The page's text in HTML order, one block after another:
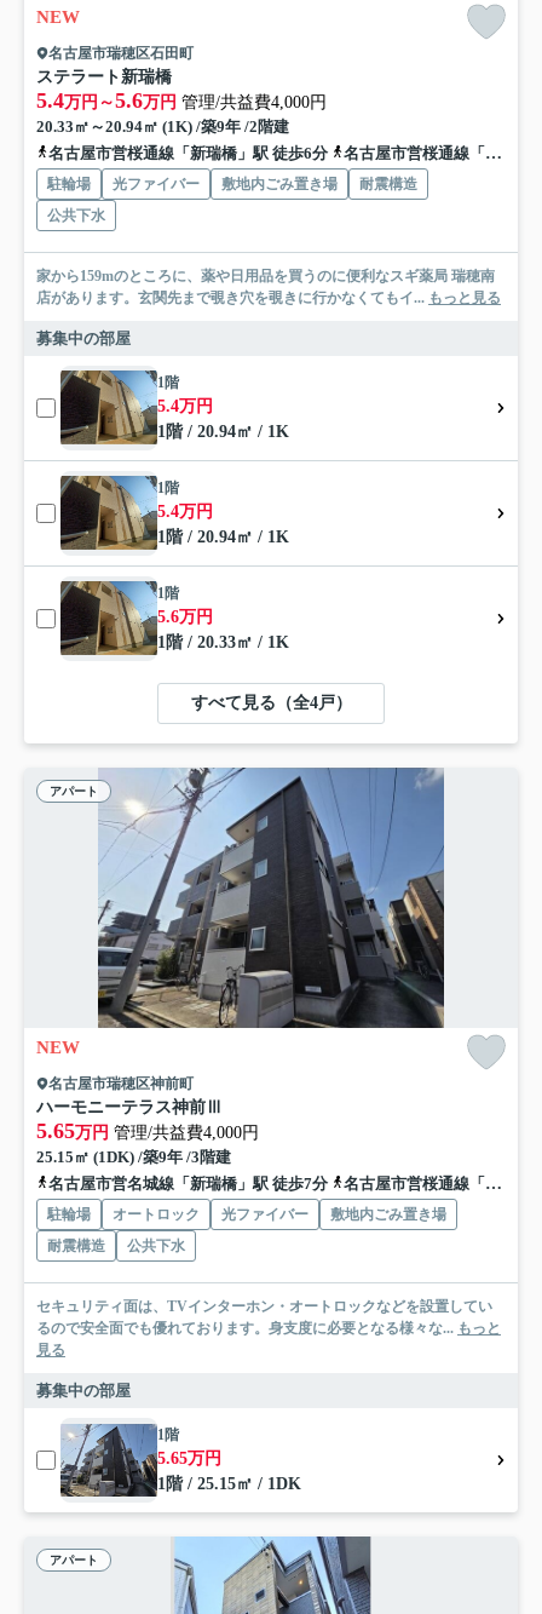
NEW
名古屋市瑞穂区石田町
ステラート新瑞橋
5.4万円～5.6万円 管理/共益費4,000円
20.33㎡～20.94㎡ (1K) /築9年 /2階建
名古屋市営桜通線「新瑞橋」駅 徒歩6分
名古屋市営桜通線「瑞穂運動場西」駅 徒歩9分
駐輪場 光ファイバー 敷地内ごみ置き場
耐震構造
公共下水
家から159mのところに、薬や日用品を買うのに便利なスギ薬局 瑞穂南
店があります。玄関先まで覗き穴を覗きに行かなくてもイ... もっと見る
募集中の部屋
1階
5.4万円
1階 / 20.94㎡ / 1K
1階
5.4万円
1階 / 20.94㎡ / 1K
1階
5.6万円
1階 / 20.33㎡ / 1K
すべて見る（全4戸）
アパート
NEW
名古屋市瑞穂区神前町
ハーモニーテラス神前Ⅲ
5.65万円 管理/共益費4,000円
25.15㎡ (1DK) /築9年 /3階建
名古屋市営名城線「新瑞橋」駅 徒歩7分
名古屋市営桜通線「瑞穂運動場西」駅 徒歩7分
駐輪場 オートロック 光ファイバー
敷地内ごみ置き場
耐震構造
公共下水
セキュリティ面は、TVインターホン・オートロックなどを設置してい
るので安全面でも優れております。身支度に必要となる様々な... もっと
見る
募集中の部屋
1階
5.65万円
1階 / 25.15㎡ / 1DK
アパート